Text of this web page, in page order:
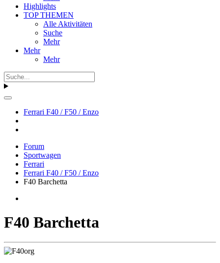
Highlights
TOP THEMEN
Alle Aktivitäten
Suche
Mehr
Mehr
Mehr
Ferrari F40 / F50 / Enzo
Forum
Sportwagen
Ferrari
Ferrari F40 / F50 / Enzo
F40 Barchetta
F40 Barchetta